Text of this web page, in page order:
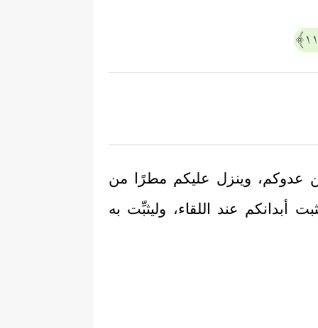
عدوكم، وينزل عليكم مطرًا من
أبدانكم عند اللقاء، وليثبِّت به